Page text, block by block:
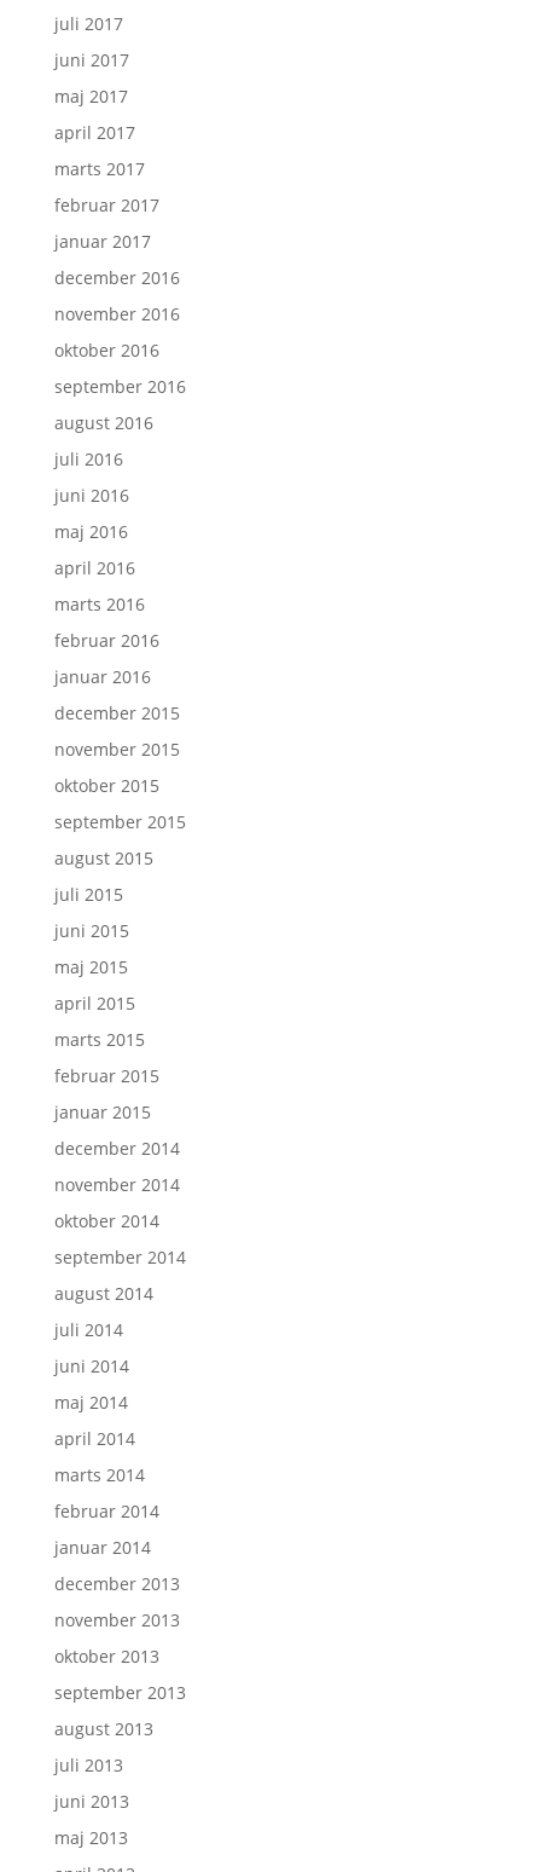
juli 2017
juni 2017
maj 2017
april 2017
marts 2017
februar 2017
januar 2017
december 2016
november 2016
oktober 2016
september 2016
august 2016
juli 2016
juni 2016
maj 2016
april 2016
marts 2016
februar 2016
januar 2016
december 2015
november 2015
oktober 2015
september 2015
august 2015
juli 2015
juni 2015
maj 2015
april 2015
marts 2015
februar 2015
januar 2015
december 2014
november 2014
oktober 2014
september 2014
august 2014
juli 2014
juni 2014
maj 2014
april 2014
marts 2014
februar 2014
januar 2014
december 2013
november 2013
oktober 2013
september 2013
august 2013
juli 2013
juni 2013
maj 2013